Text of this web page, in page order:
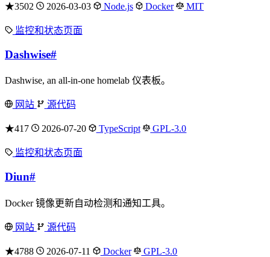
★3502 2026-03-03 Node.js Docker MIT
监控和状态页面
Dashwise#
Dashwise, an all-in-one homelab 仪表板。
网站 源代码
★417 2026-07-20 TypeScript GPL-3.0
监控和状态页面
Diun#
Docker 镜像更新自动检测和通知工具。
网站 源代码
★4788 2026-07-11 Docker GPL-3.0